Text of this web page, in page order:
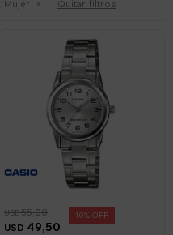
Mujer Quitar filtros
USD 49,50
USD55,00 10